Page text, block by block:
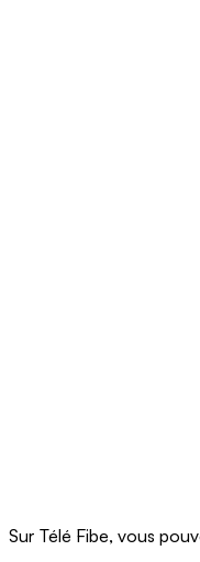
Sur Télé Fibe, vous